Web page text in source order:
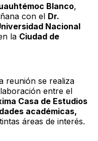
Blanco,
con el Dr.
Nacional
la Ciudad de
reunión se realiza
entre el
Casa de Estudios
académicas,
áreas de interés.